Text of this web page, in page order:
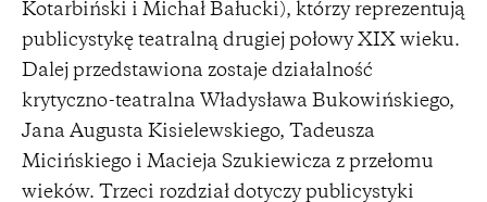
Kotarbiński i Michał Bałucki), którzy reprezentują
publicystykę teatralną drugiej połowy XIX wieku.
Dalej przedstawiona zostaje działalność
krytyczno-teatralna Władysława Bukowińskiego,
Jana Augusta Kisielewskiego, Tadeusza
Micińskiego i Macieja Szukiewicza z przełomu
wieków. Trzeci rozdział dotyczy publicystyki